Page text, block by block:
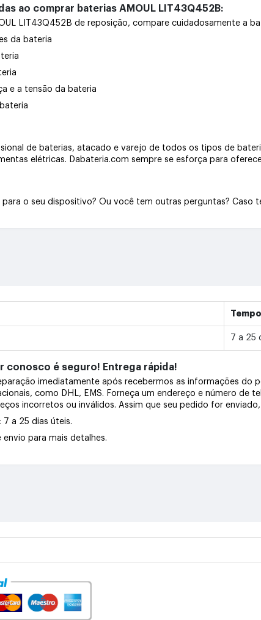
ao comprar baterias AMOUL LIT43Q452B:
LIT43Q452B de reposição, compare cuidadosamente a
da bateria
e a tensão da bateria
de baterias, atacado e varejo de todos os tipos de
elétricas. Dabateria.com sempre se esforça para
o seu dispositivo? Ou você tem outras perguntas? Caso
7 a 25
conosco é seguro! Entrega rápida!
imediatamente após recebermos as informações
como DHL, EMS. Forneça um endereço e número
incorretos ou inválidos. Assim que seu pedido for
7 a 25 dias úteis.
para mais detalhes.